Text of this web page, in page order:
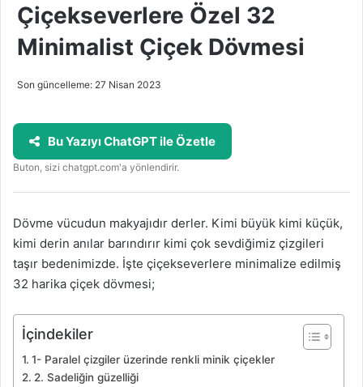
Çiçekseverlere Özel 32
Minimalist Çiçek Dövmesi
Son güncelleme: 27 Nisan 2023
Bu Yazıyı ChatGPT ile Özetle
Buton, sizi chatgpt.com'a yönlendirir.
Dövme vücudun makyajıdır derler. Kimi büyük kimi küçük,
kimi derin anılar barındırır kimi çok sevdiğimiz çizgileri
taşır bedenimizde. İşte çiçekseverlere minimalize edilmiş
32 harika çiçek dövmesi;
İçindekiler
1- Paralel çizgiler üzerinde renkli minik çiçekler
2. Sadeliğin güzelliği